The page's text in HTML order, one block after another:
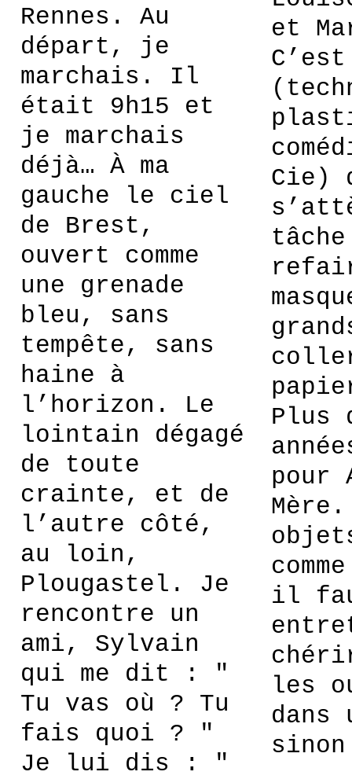
Rennes. Au
départ, je
marchais. Il
était 9h15 et
je marchais
déjà… À ma
gauche le ciel
de Brest,
ouvert comme
une grenade
bleu, sans
tempête, sans
haine à
l’horizon. Le
lointain dégagé
de toute
crainte, et de
l’autre côté,
au loin,
Plougastel. Je
rencontre un
ami, Sylvain
qui me dit : "
Tu vas où ? Tu
fais quoi ? "
Je lui dis : "
et
Cie)
Plus
pour
il
les
dans